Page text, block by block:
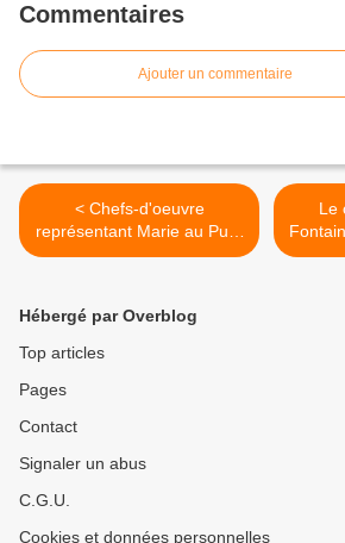
Commentaires
Ajouter un commentaire
< Chefs-d'oeuvre
représentant Marie au Puy-
en-Velay
Le
et
Hébergé par Overblog
Top articles
Pages
Contact
Signaler un abus
C.G.U.
Cookies et données personnelles